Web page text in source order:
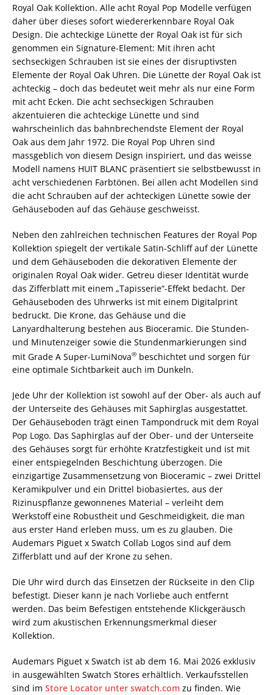
Royal Oak Kollektion. Alle acht Royal Pop Modelle verfügen
daher über dieses sofort wiedererkennbare Royal Oak
Design. Die achteckige Lünette der Royal Oak ist für sich
genommen ein Signature-Element: Mit ihren acht
sechseckigen Schrauben ist sie eines der disruptivsten
Elemente der Royal Oak Uhren. Die Lünette der Royal Oak ist
achteckig – doch das bedeutet weit mehr als nur eine Form
mit acht Ecken. Die acht sechseckigen Schrauben
akzentuieren die achteckige Lünette und sind
wahrscheinlich das bahnbrechendste Element der Royal
Oak aus dem Jahr 1972. Die Royal Pop Uhren sind
massgeblich von diesem Design inspiriert, und das weisse
Modell namens HUIT BLANC präsentiert sie selbstbewusst in
acht verschiedenen Farbtönen. Bei allen acht Modellen sind
die acht Schrauben auf der achteckigen Lünette sowie der
Gehäuseboden auf das Gehäuse geschweisst.
Neben den zahlreichen technischen Features der Royal Pop
Kollektion spiegelt der vertikale Satin-Schliff auf der Lünette
und dem Gehäuseboden die dekorativen Elemente der
originalen Royal Oak wider. Getreu dieser Identität wurde
das Zifferblatt mit einem „Tapisserie“-Effekt bedacht. Der
Gehäuseboden des Uhrwerks ist mit einem Digitalprint
bedruckt. Die Krone, das Gehäuse und die
Lanyardhalterung bestehen aus Bioceramic. Die Stunden-
und Minutenzeiger sowie die Stundenmarkierungen sind
mit Grade A Super-LumiNova® beschichtet und sorgen für
eine optimale Sichtbarkeit auch im Dunkeln.
Jede Uhr der Kollektion ist sowohl auf der Ober- als auch auf
der Unterseite des Gehäuses mit Saphirglas ausgestattet.
Der Gehäuseboden trägt einen Tampondruck mit dem Royal
Pop Logo. Das Saphirglas auf der Ober- und der Unterseite
des Gehäuses sorgt für erhöhte Kratzfestigkeit und ist mit
einer entspiegelnden Beschichtung überzogen. Die
einzigartige Zusammensetzung von Bioceramic – zwei Drittel
Keramikpulver und ein Drittel biobasiertes, aus der
Rizinuspflanze gewonnenes Material – verleiht dem
Werkstoff eine Robustheit und Geschmeidigkeit, die man
aus erster Hand erleben muss, um es zu glauben. Die
Audemars Piguet x Swatch Collab Logos sind auf dem
Zifferblatt und auf der Krone zu sehen.
Die Uhr wird durch das Einsetzen der Rückseite in den Clip
befestigt. Dieser kann je nach Vorliebe auch entfernt
werden. Das beim Befestigen entstehende Klickgeräusch
wird zum akustischen Erkennungsmerkmal dieser
Kollektion.
Audemars Piguet x Swatch ist ab dem 16. Mai 2026 exklusiv
in ausgewählten Swatch Stores erhältlich. Verkaufsstellen
sind im Store Locator unter swatch.com zu finden. Wie